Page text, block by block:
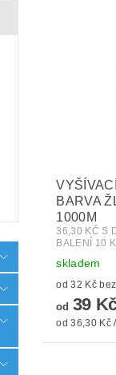
BARVA
1000M
36,30 KČ S
BALENÍ 10
skladem
od 32
od 39
od 36,30 Kč